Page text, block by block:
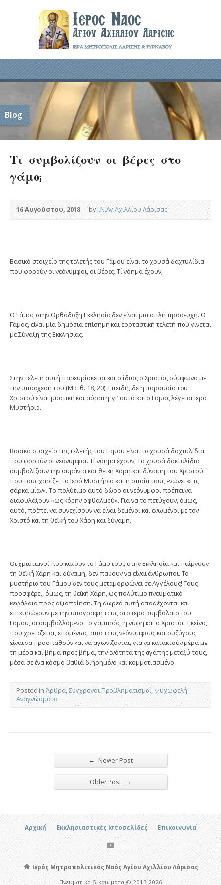
Blog
Τι συμβολίζουν οι βέρες στο
γάμο;
16 Αυγούστου, 2018 byΙ.Ν.Αγ.Αχιλλίου Λάρισας
Βασικό στοιχείο της τελετής του Γάμου είναι το χρυσά δαχτυλίδια
που φορούν οι νεόνυμφοι, οι βέρες. Τί νόημα έχουν;
Ο Γάμος στην Ορθόδοξη Εκκλησία δεν είναι μια απλή προσευχή. Ο
Γάμος, είναι μία δημόσια επίσημη και εορταστική τελετή που γίνεται
με Σύναξη της Εκκλησίας.
Στην τελετή αυτή παρευρίσκεται και ο ίδιος ο Χριστός σύμφωνα με
την υπόσχεσή του (Ματθ. 18, 20). Επειδή, δε η παρουσία του
Χριστού είναι μυστική και αόρατη, γι’ αυτό και ο Γάμος λέγεται Ιερό
Μυστήριο.
Βασικό στοιχείο της τελετής του Γάμου είναι το χρυσά δαχτυλίδια
που φορούν οι νεόνυμφοι. Τί νόημα έχουν; Τα χρυσά δακτυλίδια
συμβολίζουν την ουράνια και θεϊκή Χάρη και δύναμη του Χριστού
που τους χαρίζει το Ιερό Μυστήριο και η οποία τους ενώνει «Eις
σάρκα μίαν». Το πολύτιμο αυτό δώρο οι νεόνυμφοι πρέπει να
διαφυλάξουν «ως κόρην οφθαλμού». Για να το πετύχουν, όμως,
αυτό, πρέπει να συνεχίσουν να είναι δεμένοι και ενωμένοι με τον
Χριστό και τη θεϊκή του Χάρη και δύναμη.
Οι χριστιανοί που κάνουν το Γάμο τους στην Εκκλησία και παίρνουν
τη θεϊκή Χάρη και δύναμη, δεν παύουν να είναι άνθρωποι. Το
μυστήριο του Γάμου δεν τους μεταμορφώνει σε Αγγέλους! Τους
προσφέρει, όμως, τη θεϊκή Χάρη, ως πολύτιμο πνευματικό
κεφάλαιο προς αξιοποίηση. Τη δωρεά αυτή αποδέχονται και
επικυρώνουν με την υπογραφή τους στο ιερό συμβόλαιο του
Γάμου, οι συμβαλλόμενοι: ο γαμπρός, η νύφη και ο Χριστός. Εκείνο,
που χρειάζεται, επομένως, από τους νεόνυμφους και συζύγους
είναι να προσπαθούν και να αγωνίζονται, για να κατακτούν μέρα με
τη μέρα και βήμα προς βήμα, την ενότητα της αγάπης μεταξύ τους,
μέσα σε ένα κόσμο βαθιά διηρημένο και κομματιασμένο.
Posted in Άρθρα,Σύγχρονοι Προβληματισμοί,Ψυχωφελή
Αναγνώσματα
← Newer Post
Older Post →
Αρχική Εκκλησιαστικές Ιστοσελίδες Επικοινωνία
Ιερός Μητροπολιτικός Ναός Αγίου Αχιλλίου Λάρισας
Πνευματικά δικαιώματα © 2013-2026